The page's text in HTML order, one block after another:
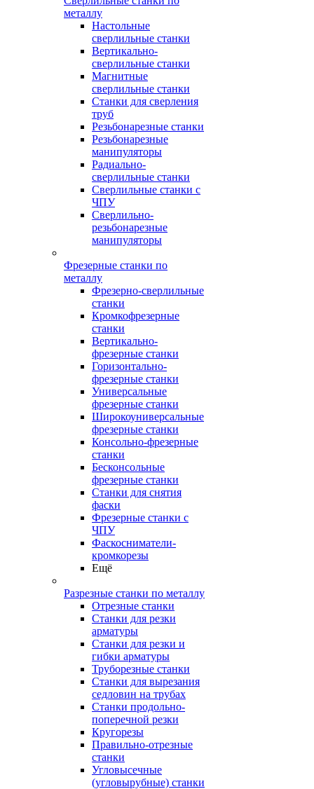
металлу
Настольные
сверлильные станки
Вертикально-
сверлильные станки
Магнитные
сверлильные станки
Станки для сверления
труб
Резьбонарезные станки
Резьбонарезные
манипуляторы
Радиально-
сверлильные станки
Сверлильные станки с
ЧПУ
Сверлильно-
резьбонарезные
манипуляторы
Фрезерные станки по
металлу
Фрезерно-сверлильные
станки
Кромкофрезерные
станки
Вертикально-
фрезерные станки
Горизонтально-
фрезерные станки
Универсальные
фрезерные станки
Широкоуниверсальные
фрезерные станки
Консольно-фрезерные
станки
Бесконсольные
фрезерные станки
Станки для снятия
фаски
Фрезерные станки с
ЧПУ
Фаскосниматели-
кромкорезы
Ещё
Разрезные станки по металлу
Отрезные станки
Станки для резки
арматуры
Станки для резки и
гибки арматуры
Труборезные станки
Станки для вырезания
седловин на трубаx
Станки продольно-
поперечной резки
Кругорезы
Правильно-отрезные
станки
Угловысечные
(угловырубные) станки